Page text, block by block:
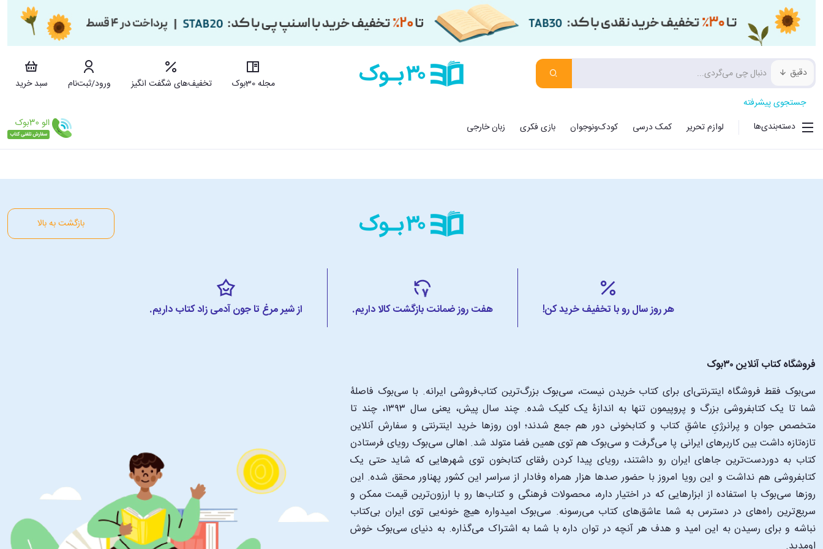
دقیق
مجله 30بوک تخفیف‌های شگفت انگیز ورود/ثبت‌نام
سبد خرید
جستجوی پیشرفته
دسته‌بندی‌ها
لوازم تحریر کمک درسی کودک‌ونوجوان بازی فکری زبان خارجی
بازگشت به بالا
هر روز سال رو با تخفیف خرید کن! هفت روز ضمانت بازگشت کالا داریم. از شیر مرغ تا جون آدمی زاد کتاب داریم.
فروشگاه کتاب آنلاین ۳۰بوک
سی‌بوک فقط فروشگاه اینترنتی‌ای برای کتاب خریدن نیست، سی‌بوک بزرگ‌ترین کتاب‌فروشی ایرانه. با سی‌بوک فاصلۀ
شما تا یک کتابفروشی بزرگ و پروپیمون تنها به اندازۀ یک کلیک شده. چند سال پیش، یعنی سال ۱۳۹۳، چند تا
متخصص جوان و پرانرژیِ عاشقِ کتاب و کتابخونی دور هم جمع شدند؛ اون‌ روزها خرید اینترنتی و سفارش آنلاین
تازه‌تازه داشت بین کاربرهای ایرانی پا می‌گرفت و سی‌بوک هم توی همین فضا متولد شد. اهالی سی‌بوک رویای فرستادن
کتاب به دوردست‌ترین جاهای ایران رو داشتند، رویای پیدا کردن رفقای کتابخون توی شهرهایی که شاید حتی یک
کتابفروشی هم نداشت و این رویا امروز با حضور صدها هزار همراه وفادار از سراسر این کشور پهناور محقق شده. این
‌روزها سی‌بوک با استفاده از ابزارهایی که در اختیار داره، محصولات فرهنگی و کتاب‌ها رو با ارزون‌ترین قیمت ممکن و
سریع‌ترین راه‌های در دسترس به شما عاشق‌های کتاب می‌رسونه. سی‌بوک امیدواره هیچ خونه‌یی توی ایران بی‌کتاب
نباشه و برای رسیدن به این امید و هدف هر آنچه در توان داره با شما به اشتراک می‌گذاره. به دنیای سی‌بوک خوش